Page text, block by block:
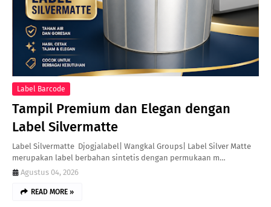
Label Barcode
Tampil Premium dan Elegan dengan
Label Silvermatte
Label Silvermatte Djogjalabel| Wangkal Groups| Label Silver Matte
merupakan label berbahan sintetis dengan permukaan m…
Agustus 04, 2026
READ MORE »